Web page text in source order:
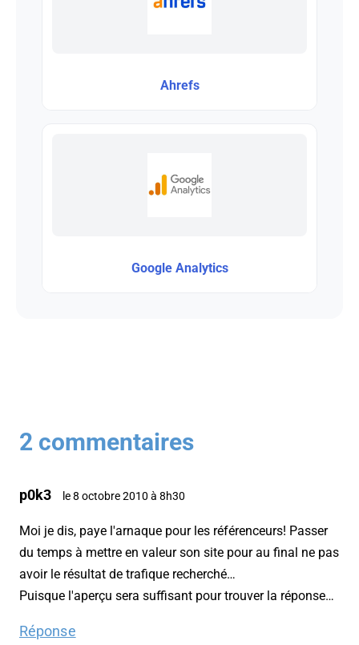
Ahrefs
Google Analytics
2 commentaires
p0k3 le 8 octobre 2010 à 8h30
Moi je dis, paye l'arnaque pour les référenceurs! Passer
du temps à mettre en valeur son site pour au final ne pas
avoir le résultat de trafique recherché…
Puisque l'aperçu sera suffisant pour trouver la réponse…
Réponse